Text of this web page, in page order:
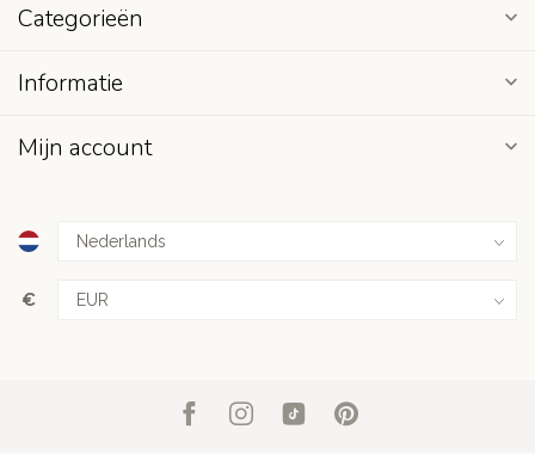
Categorieën
Informatie
Mijn account
€